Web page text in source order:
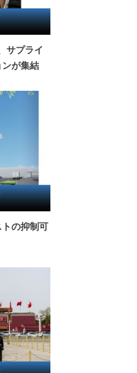
サプライ
が集結
トの抑制可